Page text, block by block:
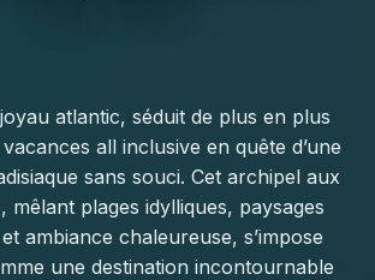
atlantic, séduit de plus en plus
vacances all inclusive en quête d’une
sans souci. Cet archipel aux
mêlant plages idylliques, paysages
ambiance chaleureuse, s’impose
une destination incontournable